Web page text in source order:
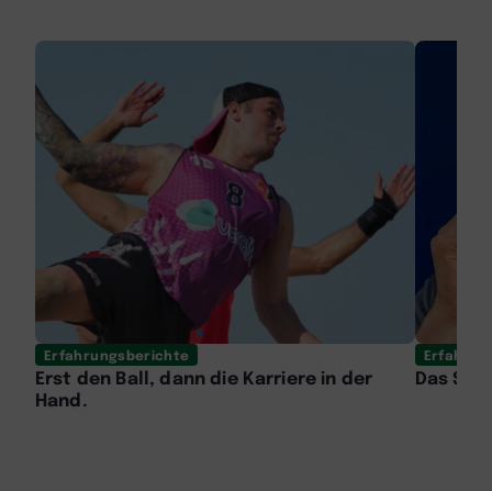
Erfahrungsberichte
Erst den Ball, dann die Karriere in der
Hand.
Das